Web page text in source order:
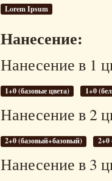
Lorem Ipsum
Нанесение:
Нанесение в 1
1+0 (базовые цвета) 1+0
Нанесение в 2
2+0 (базовый+базовый) 2+0
Нанесение в 3